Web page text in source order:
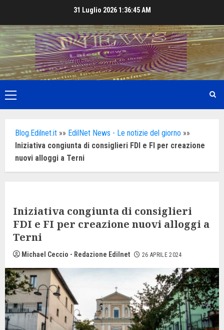
content
31 Luglio 2026 1:36:46 AM
Primary
Menu
Blog.Edilnet.it »» EdilNet News - Le notizie del giorno »»
Iniziativa congiunta di consiglieri FDI e FI per creazione
nuovi alloggi a Terni
Iniziativa congiunta di consiglieri
FDI e FI per creazione nuovi alloggi a
Terni
Michael Ceccio - Redazione Edilnet 26 APRILE 2024